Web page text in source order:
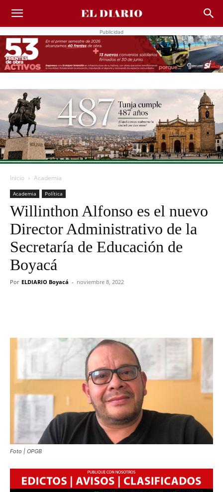
Publicidad
Inicio Academia
Academia Política
Willinthon Alfonso es el nuevo
Director Administrativo de la
Secretaría de Educación de
Boyacá
Por ELDIARIO Boyacá - noviembre 8, 2022
Foto | OPGB